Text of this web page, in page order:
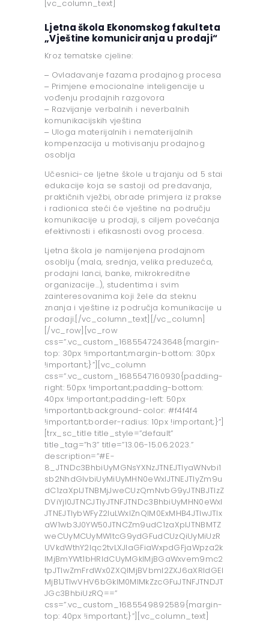
[vc_column_text]
Ljetna škola Ekonomskog fakulteta
„Vještine komuniciranja u prodaji“
Kroz tematske cjeline:
‒ Ovladavanje fazama prodajnog procesa
‒ Primjene emocionalne inteligencije u
vođenju prodajnih razgovora
‒ Razvijanje verbalnih i neverbalnih
komunikacijskih vještina
‒ Uloga materijalnih i nematerijalnih
kompenzacija u motivisanju prodajnog
osoblja
Učesnici-ce ljetne škole u trajanju od 5 stai
edukacije koja se sastoji od predavanja,
praktičnih vježbi, obrade primjera iz prakse
i radionica steći će vještine na području
komunikacije u prodaji, s ciljem povećanja
efektivnosti i efikasnosti ovog procesa.
Ljetna škola je namijenjena prodajnom
osoblju (mala, srednja, velika preduzeća,
prodajni lanci, banke, mikrokreditne
organizacije…), studentima i svim
zainteresovanima koji žele da steknu
znanja i vještine iz područja komunikacije u
prodaji.[/vc_column_text][/vc_column]
[/vc_row][vc_row
css=”.vc_custom_1685547243648{margin-
top: 30px !important;margin-bottom: 30px
!important;}”][vc_column
css=”.vc_custom_1685547160930{padding-
right: 50px !important;padding-bottom:
40px !important;padding-left: 50px
!important;background-color: #f4f4f4
!important;border-radius: 10px !important;}”]
[trx_sc_title title_style=”default”
title_tag=”h3” title=”13.06-15.06.2023.”
description=”#E-
8_JTNDc3BhbiUyMGNsYXNzJTNEJTIyaWNvbi1
sb2NhdGlvbiUyMiUyMHN0eWxlJTNEJTIyZm9u
dC1zaXplJTNBMjJweCUzQmNvbG9yJTNBJTIzZ
DViYjI0JTNCJTIyJTNFJTNDc3BhbiUyMHN0eWxl
JTNEJTIybWFyZ2luLWxlZnQlM0ExMHB4JTIwJTIx
aW1wb3J0YW50JTNCZm9udC1zaXplJTNBMTZ
weCUyMCUyMWltcG9ydGFudCUzQiUyMiUzR
UVkdWthY2lqc2tvLXJlaGFiaWxpdGFjaWpza2k
lMjBmYWt1bHRldCUyMGklMjBGaWxvem9mc2
tpJTIwZmFrdWx0ZXQlMjBVbml2ZXJ6aXRldGEl
MjB1JTIwVHV6bGklM0MlMkZzcGFuJTNFJTNDJT
JGc3BhbiUzRQ==”
css=”.vc_custom_1685549892589{margin-
top: 40px !important;}”][vc_column_text]